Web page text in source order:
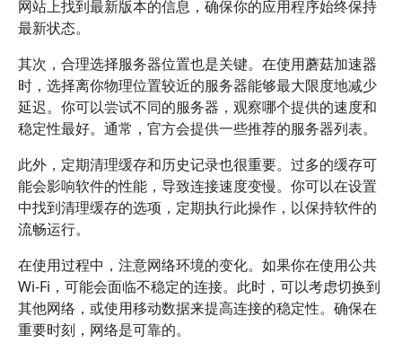
网站上找到最新版本的信息，确保你的应用程序始终保持
最新状态。
其次，合理选择服务器位置也是关键。在使用蘑菇加速器
时，选择离你物理位置较近的服务器能够最大限度地减少
延迟。你可以尝试不同的服务器，观察哪个提供的速度和
稳定性最好。通常，官方会提供一些推荐的服务器列表。
此外，定期清理缓存和历史记录也很重要。过多的缓存可
能会影响软件的性能，导致连接速度变慢。你可以在设置
中找到清理缓存的选项，定期执行此操作，以保持软件的
流畅运行。
在使用过程中，注意网络环境的变化。如果你在使用公共
Wi-Fi，可能会面临不稳定的连接。此时，可以考虑切换到
其他网络，或使用移动数据来提高连接的稳定性。确保在
重要时刻，网络是可靠的。